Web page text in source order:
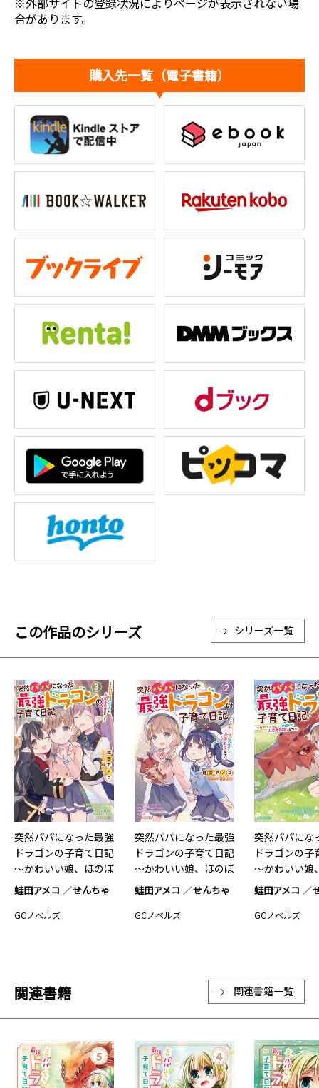
合があります。
購入先一覧（電子書籍）
この作品のシリーズ シリーズ一覧
突然パパになった最強
ドラゴンの子育て日記
～かわいい娘、ほのぼ
のと…3
蛙田アメコ せんちゃ
GCノベルズ
突然パパになった最強
ドラゴンの子育て日記
～かわいい娘、ほのぼ
のと…2
蛙田アメコ せんちゃ
GCノベルズ
突然パパにな
ドラゴンの子
～かわいい娘
のと…1
蛙田アメコ
GCノベルズ
関連書籍 関連書籍一覧